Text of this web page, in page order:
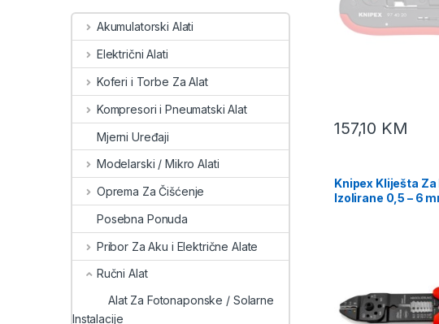
157,10 KM
Knipex Kliješta
Izolirane 0,5 – 6
Akumulatorski Alati
Električni Alati
Koferi i Torbe Za Alat
Kompresori i Pneumatski Alat
Mjerni Uređaji
Modelarski / Mikro Alati
Oprema Za Čišćenje
Posebna Ponuda
Pribor Za Aku i Električne Alate
Ručni Alat
Alat Za Fotonaponske / Solarne
Instalacije